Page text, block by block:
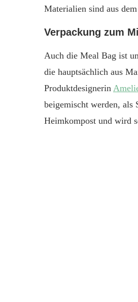
Materialien sind aus
Verpackung zum
Auch die Meal Bag ist
die hauptsächlich aus
Produktdesignerin
beigemischt werden, als
Heimkompost und wird